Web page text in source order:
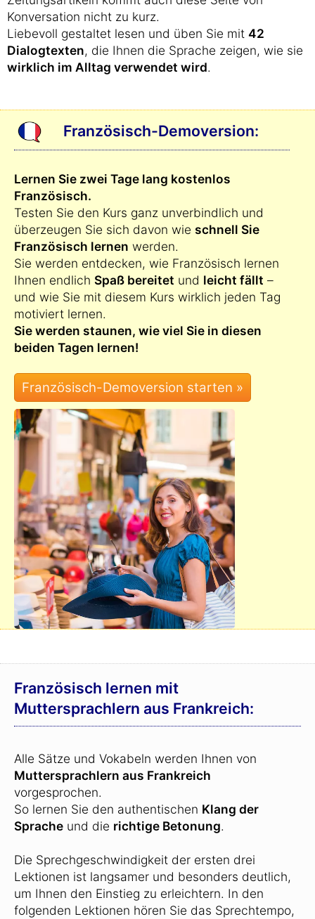
Konversation nicht zu kurz.
Liebevoll gestaltet lesen und üben Sie mit 42
Dialogtexten, die Ihnen die Sprache zeigen, wie sie
wirklich im Alltag verwendet wird.
Französisch-Demoversion:
Lernen Sie zwei Tage lang kostenlos
Französisch.
Testen Sie den Kurs ganz unverbindlich und
überzeugen Sie sich davon wie schnell Sie
Französisch lernen werden.
Sie werden entdecken, wie Französisch lernen
Ihnen endlich Spaß bereitet und leicht fällt –
und wie Sie mit diesem Kurs wirklich jeden Tag
motiviert lernen.
Sie werden staunen, wie viel Sie in diesen
beiden Tagen lernen!
Französisch lernen mit
Muttersprachlern aus Frankreich:
Alle Sätze und Vokabeln werden Ihnen von
Muttersprachlern aus Frankreich
vorgesprochen.
So lernen Sie den authentischen Klang der
Sprache und die richtige Betonung.
Die Sprechgeschwindigkeit der ersten drei
Lektionen ist langsamer und besonders deutlich,
um Ihnen den Einstieg zu erleichtern. In den
folgenden Lektionen hören Sie das Sprechtempo,